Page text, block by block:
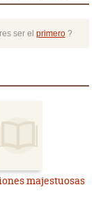
ser el primero?
majestuosas